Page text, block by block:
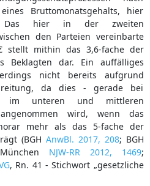
Bruttomonatsgehalts, hier
Das hier in der zweiten
den Parteien vereinbarte
stellt mithin das 3,6-fache der
Beklagten dar. Ein auffälliges
nicht bereits aufgrund
da dies - gerade bei
im unteren und mittleren
wird, wenn das
mehr als das 5-fache der
(BGH AnwBl. 2017, 208; BGH
NJW-RR 2012, 1469;
, Rn. 41 - Stichwort „gesetzliche